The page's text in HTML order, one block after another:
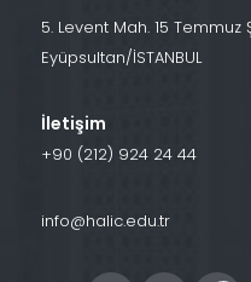
5. Levent Mah. 15 Temmuz
Eyüpsultan/İSTANBUL
İletişim
+90 (212) 924 24 44
info@halic.edu.tr